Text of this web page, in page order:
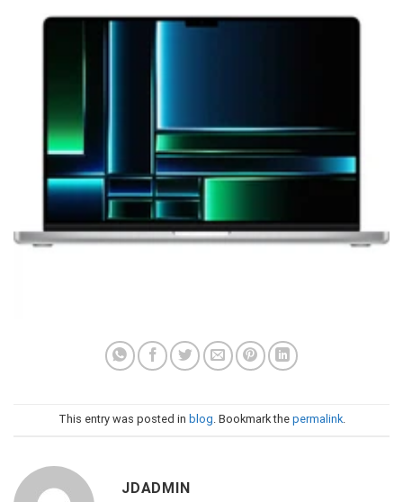
This entry was posted in blog. Bookmark the permalink.
JDADMIN